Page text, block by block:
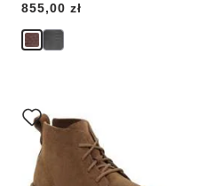
Price:
855,00 zł
koloru
spowoduje
zmianę
zdjęcia
produktu